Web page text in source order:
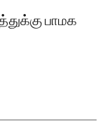
பாமக